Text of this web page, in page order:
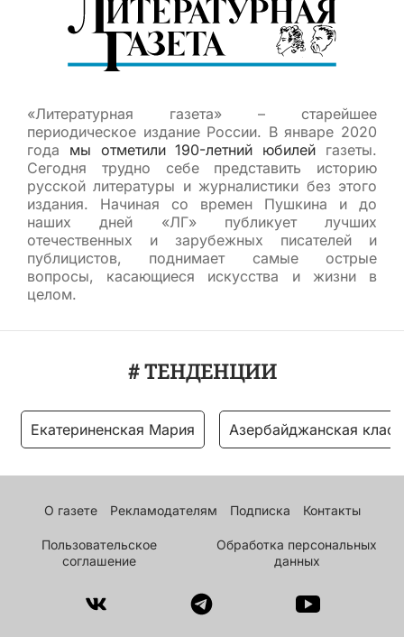
«Литературная газета» – старейшее
периодическое издание России. В январе 2020
года мы отметили 190-летний юбилей газеты.
Сегодня трудно себе представить историю
русской литературы и журналистики без этого
издания. Начиная со времен Пушкина и до
наших дней «ЛГ» публикует лучших
отечественных и зарубежных писателей и
публицистов, поднимает самые острые
вопросы, касающиеся искусства и жизни в
целом.
# ТЕНДЕНЦИИ
Екатериненская Мария Азербайджанская
О газете Рекламодателям Подписка Контакты
Пользовательское
соглашение
Обработка персональных
данных